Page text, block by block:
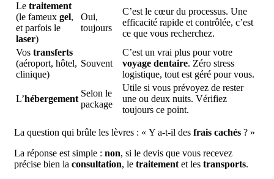
Le traitement
(le fameux gel,
et parfois le
laser)
Oui,
toujours
C’est le cœur du processus. Une
efficacité rapide et contrôlée, c’est
ce que vous recherchez.
Vos transferts
(aéroport, hôtel,
clinique)
Souvent
C’est un vrai plus pour votre
voyage dentaire. Zéro stress
logistique, tout est géré pour vous.
L’hébergement
Selon le
package
Utile si vous prévoyez de rester
une ou deux nuits. Vérifiez
toujours ce point.
La question qui brûle les lèvres : « Y a-t-il des frais cachés ? »
La réponse est simple : non, si le devis que vous recevez
précise bien la consultation, le traitementet les transports.